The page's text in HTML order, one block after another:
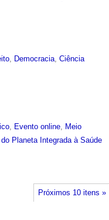
Democracia ,Ciência
, Evento online, Meio
Planeta Integrada à Saúde
Próximos 10 itens »